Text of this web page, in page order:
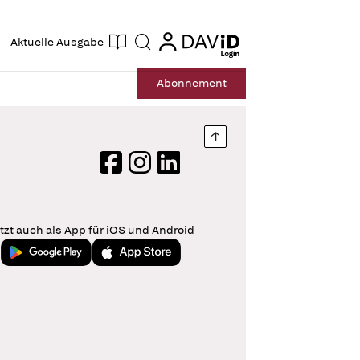
Aktuelle Ausgabe Suche login
login
Abonnement
Nach oben springen
FacebookInstagram
LinkedIn
auch als App für iOS und Android
Jetzt bei Google PlayLaden im App Store